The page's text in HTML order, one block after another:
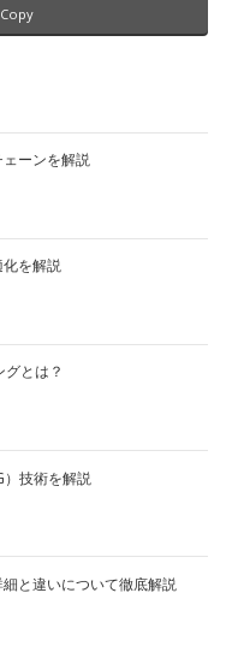
Copy
ーンを解説
化を解説
グとは？
技術を解説
と違いについて徹底解説